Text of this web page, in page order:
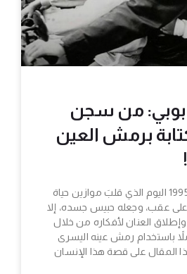
بوبي: من سجن
برمش العين
8 ديسمبر/كانون الأول 1995 اليوم الذي قلبَ موازين حياة
عقب، وجعله حبيس جسده، إلا
العنان لأفكاره من خلال
باستخدام رمش عينه اليسرى
المقال على قصة هذا الإنسان